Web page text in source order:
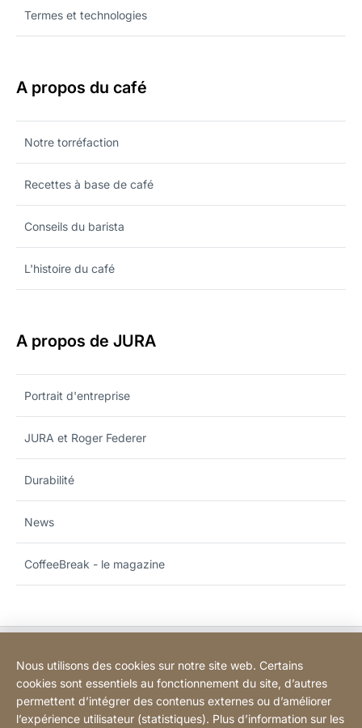
Termes et technologies
A propos du café
Notre torréfaction
Recettes à base de café
Conseils du barista
L'histoire du café
A propos de JURA
Portrait d'entreprise
JURA et Roger Federer
Durabilité
News
CoffeeBreak - le magazine
Bodart&Co BV: Customer service
Nous utilisons des cookies sur notre site web. Certains
cookies sont essentiels au fonctionnement du site, d’autres
permettent d’intégrer des contenus externes ou d’améliorer
l’expérience utilisateur (statistiques). Plus d’information sur les